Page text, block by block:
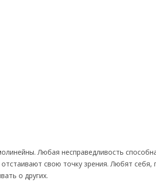
Любая несправедливость
свою точку зрения. Любят себя,
о других.